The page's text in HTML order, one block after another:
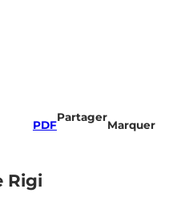
PDF
Partager
Marquer
Rigi